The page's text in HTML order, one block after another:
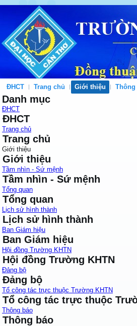
ĐHCT Trang chủ Giới thiệu Thông
Danh mục
ĐHCT
ĐHCT
Trang chủ
Trang chủ
Giới thiệu
Giới thiệu
Tầm nhìn - Sứ mệnh
Tầm nhìn - Sứ mệnh
Tổng quan
Tổng quan
Lịch sử hình thành
Lịch sử hình thành
Ban Giám hiệu
Ban Giám hiệu
Hội đồng Trường KHTN
Hội đồng Trường KHTN
Đảng bộ
Đảng bộ
Tổ công tác trực thuộc Trường KHTN
Tổ công tác trực thuộc
Thông báo
Thông báo